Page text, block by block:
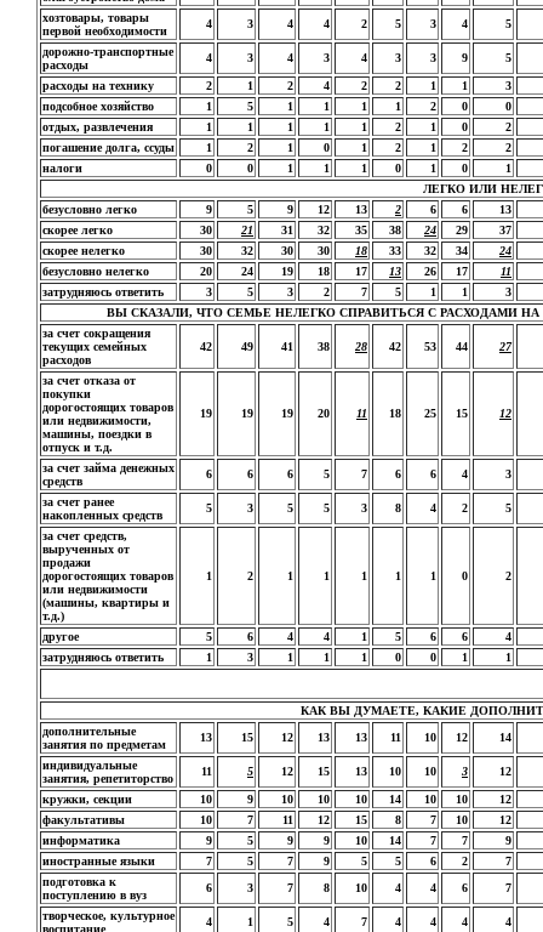
хозтовары, товары
первой необходимости
4 3 4 4 2 5 3 4 5
дорожно-транспортные
расходы
4 3 4 3 4 3 3 9 5
расходы на технику 2 1 2 4 2 2 1 1
3
подсобное хозяйство
1 5 1 1 1 1 2 0
0
отдых, развлечения
1 1 1 1 1 2 1 0
2
погашение долга, ссуды
1 2 1 0 1 2 1 2
2
налоги
0 0 1 1 1 0 1 0
1
ЛЕГКО ИЛИ
безусловно легко
9 5 9 12 13 2 6 6
13
скорее легко
30 21 31 32 35 38 24 29
37
скорее нелегко
30 32 30 30 18 33 32 34
24
безусловно нелегко
20 24 19 18 17 13 26 17
11
затрудняюсь ответить
3 5 3 2 7 5 1 1
3
ВЫ СКАЗАЛИ, ЧТО СЕМЬЕ НЕЛЕГКО СПРАВИТЬСЯ С РАСХОДАМИ НА
за счет сокращения
текущих семейных
расходов
42 49 41 38 28 42 53 44 27
за счет отказа от
покупки
дорогостоящих товаров
или недвижимости,
машины, поездки в
отпуск и т.д.
19 19 19 20 11 18 25 15 12
за счет займа денежных
средств
6 6 6 5 7 6 6 4 3
за счет ранее
накопленных средств
5 3 5 5 3 8 4 2 5
за счет средств,
вырученных от
продажи
дорогостоящих товаров
или недвижимости
(машины, квартиры и
т.д.)
1 2 1 1 1 1 1 0 2
другое 5 6 4 4 1 5 6 6
4
затрудняюсь ответить
1 3 1 1 1 0 0 1 1
КАК ВЫ ДУМАЕТЕ, КАКИЕ
дополнительные
занятия по предметам
13 15 12 13 13 11 10 12 14
индивидуальные
занятия, репетиторство
11 5 12 15 13 10 10 3 12
кружки, секции 10 9 10 10 10 14 10 10
12
факультативы
10 7 11 12 15 8 7 10
12
информатика
9 5 9 9 10 14 7 7
9
иностранные языки
7 5 7 9 5 5 6 2
7
подготовка к
поступлению в вуз
6 3 7 8 10 4 4 6 7
творческое, культурное
воспитание
4 1 5 4 7 4 4 4 4